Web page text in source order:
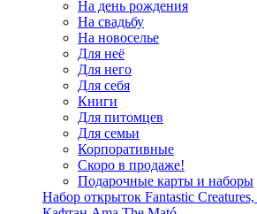
На день рождения
На свадьбу
На новоселье
Для неё
Для него
Для себя
Книги
Для питомцев
Для семьи
Корпоративные
Скоро в продаже!
Подарочные карты и наборы
Набор открыток Fantastic